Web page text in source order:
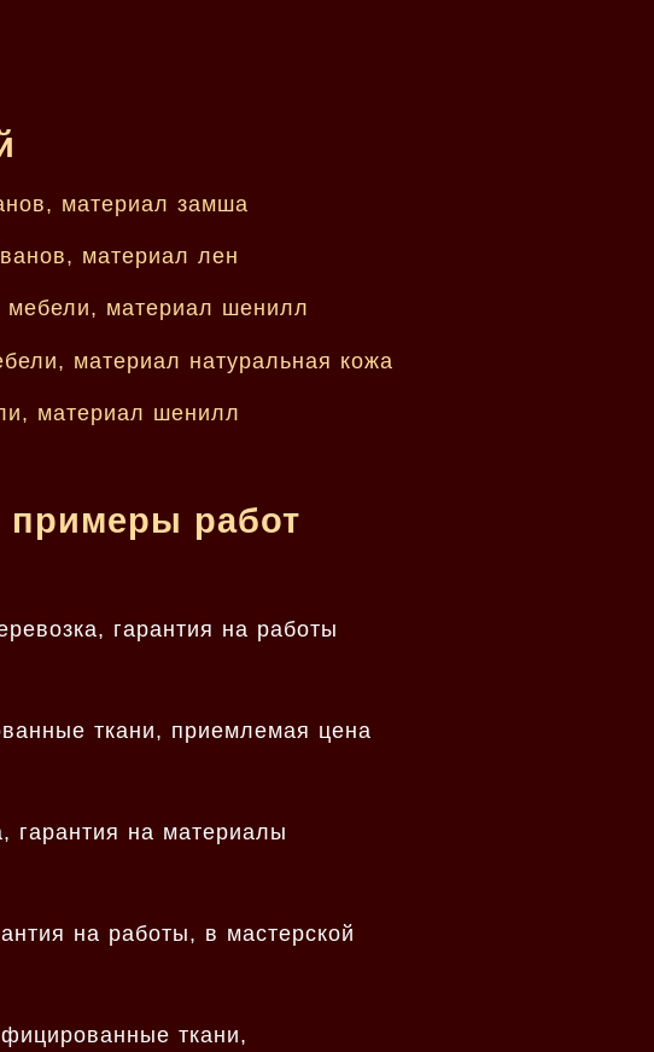
примеры работ
гарантия на работы
ткани, приемлемая цена
гарантия на материалы
на работы, в мастерской
ткани,